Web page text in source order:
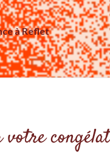
à Reflet